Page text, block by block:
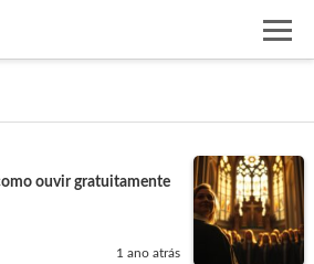
ouvir gratuitamente
1 ano atrás